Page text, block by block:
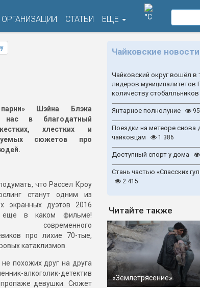
ОРГАНИЗАЦИИ СТАТЬИ ЕЩЕ °C
Шэйна Блэка
нас в благодатный
хлестких и
сюжетов про
что Рассел Кроу
станут одним из
экранных дуэтов 2016
в каком фильме!
современного
про лихие 70-тые,
катаклизмов.
похожих друг на друга
алкоголик-детектив
девушки. Сюжет
Чайковские новости
Чайковский округ вошёл в
лидеров муниципалитетов
количеству
Янтарное полнолуние
Поездки на метеоре снова
чайковцам
1 386
Доступный спорт у дома
Стань частью «Спасских
2 415
Читайте также
«Землетрясение»